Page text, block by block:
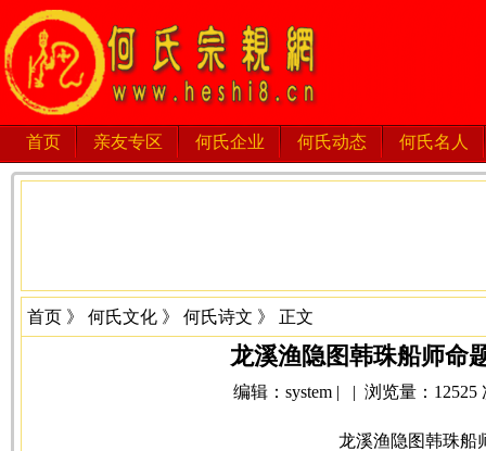
首页 亲友专区 何氏企业 何氏动态 何氏名人
首页 》 何氏文化 》 何氏诗文 》 正文
龙溪渔隐图韩珠船师命
编辑：system | | 浏览量：12525
龙溪渔隐图韩珠船